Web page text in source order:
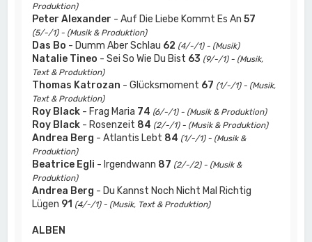
Produktion)
Peter Alexander - Auf Die Liebe Kommt Es An57
(5/-/1) - (Musik & Produktion)
Das Bo - Dumm Aber Schlau 62 (4/-/1) - (Musik)
Natalie Tineo - Sei So Wie Du Bist 63 (9/-/1) - (Musik,
Text & Produktion)
Thomas Katrozan - Glücksmoment 67 (1/-/1) - (Musik,
Text & Produktion)
Roy Black - Frag Maria 74 (6/-/1) - (Musik & Produktion)
Roy Black - Rosenzeit 84 (2/-/1) - (Musik & Produktion)
Andrea Berg - Atlantis Lebt 84 (1/-/1) - (Musik &
Produktion)
Beatrice Egli - Irgendwann 87 (2/-/2) - (Musik &
Produktion)
Andrea Berg - Du Kannst Noch Nicht Mal Richtig
Lügen 91 (4/-/1) - (Musik, Text & Produktion)
ALBEN